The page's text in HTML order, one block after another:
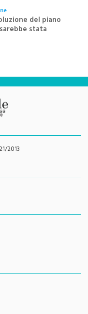
del piano
stata
preceduta da
culturale"
2013